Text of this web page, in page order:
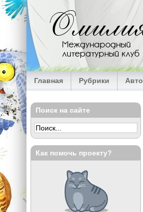
Перейти к основному содержанию
Международный
литературный клуб
Главная Рубрики
Поиск на сайте
Как помочь проекту?